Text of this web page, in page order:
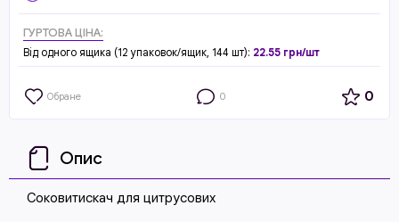
ГУРТОВА ЦІНА:
Від одного ящика (12 упаковок/ящик, 144 шт): 22.55 грн/шт
Обране 0 0
Опис
Соковитискач для цитрусових